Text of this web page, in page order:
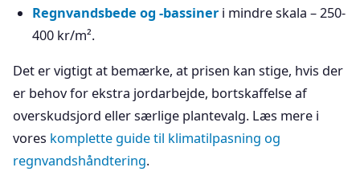
Regnvandsbede og -bassiner i mindre skala – 250-
400 kr/m².
Det er vigtigt at bemærke, at prisen kan stige, hvis der
er behov for ekstra jordarbejde, bortskaffelse af
overskudsjord eller særlige plantevalg. Læs mere i
vores komplette guide til klimatilpasning og
regnvandshåndtering.